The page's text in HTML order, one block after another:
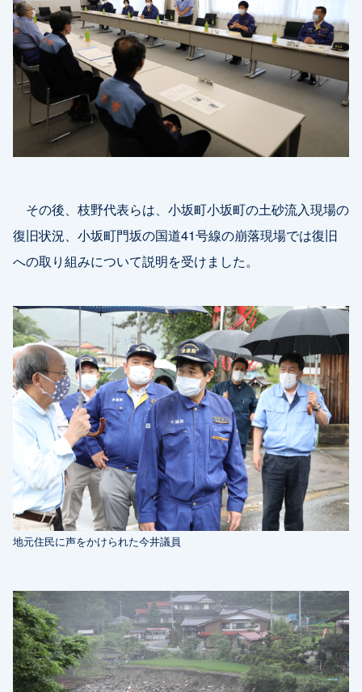
その後、枝野代表らは、小坂町小坂町の土砂流入現場の
復旧状況、小坂町門坂の国道41号線の崩落現場では復旧
への取り組みについて説明を受けました。
地元住民に声をかけられた今井議員